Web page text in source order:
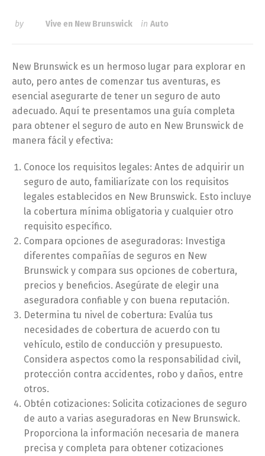
by Vive en New Brunswick in Auto
New Brunswick es un hermoso lugar para explorar en
auto, pero antes de comenzar tus aventuras, es
esencial asegurarte de tener un seguro de auto
adecuado. Aquí te presentamos una guía completa
para obtener el seguro de auto en New Brunswick de
manera fácil y efectiva:
Conoce los requisitos legales: Antes de adquirir un
seguro de auto, familiarízate con los requisitos
legales establecidos en New Brunswick. Esto incluye
la cobertura mínima obligatoria y cualquier otro
requisito específico.
Compara opciones de aseguradoras: Investiga
diferentes compañías de seguros en New
Brunswick y compara sus opciones de cobertura,
precios y beneficios. Asegúrate de elegir una
aseguradora confiable y con buena reputación.
Determina tu nivel de cobertura: Evalúa tus
necesidades de cobertura de acuerdo con tu
vehículo, estilo de conducción y presupuesto.
Considera aspectos como la responsabilidad civil,
protección contra accidentes, robo y daños, entre
otros.
Obtén cotizaciones: Solicita cotizaciones de seguro
de auto a varias aseguradoras en New Brunswick.
Proporciona la información necesaria de manera
precisa y completa para obtener cotizaciones